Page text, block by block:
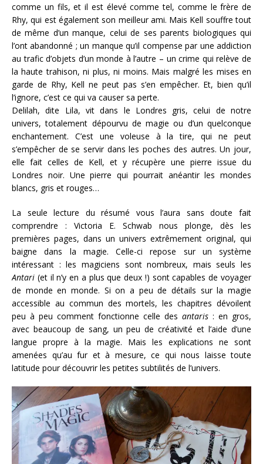
comme un fils, et il est élevé comme tel, comme le frère de
Rhy, qui est également son meilleur ami. Mais Kell souffre tout
de même d’un manque, celui de ses parents biologiques qui
l’ont abandonné ; un manque qu’il compense par une addiction
au trafic d’objets d’un monde à l’autre – un crime qui relève de
la haute trahison, ni plus, ni moins. Mais malgré les mises en
garde de Rhy, Kell ne peut pas s’en empêcher. Et, bien qu’il
l’ignore, c’est ce qui va causer sa perte.
Delilah, dite Lila, vit dans le Londres gris, celui de notre
univers, totalement dépourvu de magie ou d’un quelconque
enchantement. C’est une voleuse à la tire, qui ne peut
s’empêcher de se servir dans les poches des autres. Un jour,
elle fait celles de Kell, et y récupère une pierre issue du
Londres noir. Une pierre qui pourrait anéantir les mondes
blancs, gris et rouges…
La seule lecture du résumé vous l’aura sans doute fait
comprendre : Victoria E. Schwab nous plonge, dès les
premières pages, dans un univers extrêmement original, qui
baigne dans la magie. Celle-ci repose sur un système
intéressant : les magiciens sont nombreux, mais seuls les
Antari (et il n’y en a plus que deux !) sont capables de voyager
de monde en monde. Si on a peu de détails sur la magie
accessible au commun des mortels, les chapitres dévoilent
peu à peu comment fonctionne celle des antaris : en gros,
avec beaucoup de sang, un peu de créativité et l’aide d’une
langue propre à la magie. Mais les explications ne sont
amenées qu’au fur et à mesure, ce qui nous laisse toute
latitude pour découvrir les petites subtilités de l’univers.